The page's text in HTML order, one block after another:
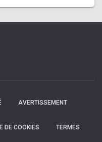
AVERTISSEMENT
DE COOKIES TERMES